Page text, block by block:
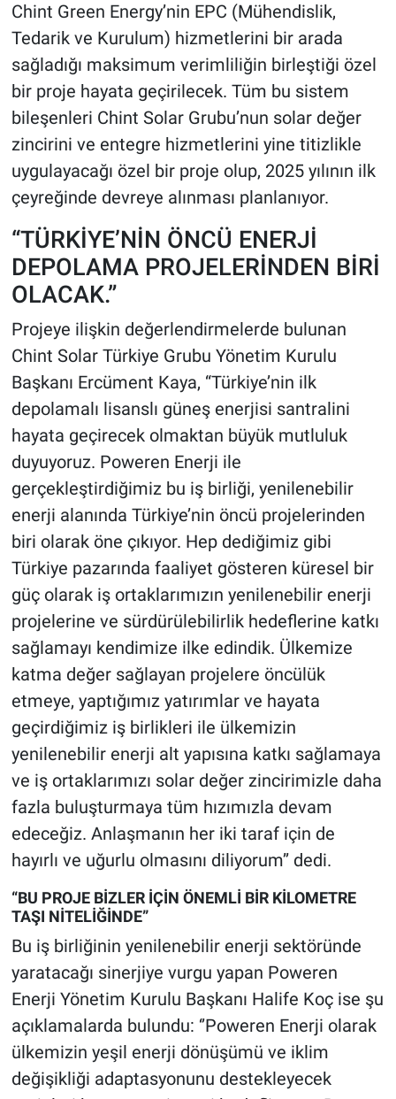
Chint Green Energy’nin EPC (Mühendislik,
Tedarik ve Kurulum) hizmetlerini bir arada
sağladığı maksimum verimliliğin birleştiği özel
bir proje hayata geçirilecek. Tüm bu sistem
bileşenleri Chint Solar Grubu’nun solar değer
zincirini ve entegre hizmetlerini yine titizlikle
uygulayacağı özel bir proje olup, 2025 yılının ilk
çeyreğinde devreye alınması planlanıyor.
“TÜRKİYE’NİN ÖNCÜ ENERJİ
DEPOLAMA PROJELERİNDEN BİRİ
OLACAK.”
Projeye ilişkin değerlendirmelerde bulunan
Chint Solar Türkiye Grubu Yönetim Kurulu
Başkanı Ercüment Kaya, “Türkiye’nin ilk
depolamalı lisanslı güneş enerjisi santralini
hayata geçirecek olmaktan büyük mutluluk
duyuyoruz. Poweren Enerji ile
gerçekleştirdiğimiz bu iş birliği, yenilenebilir
enerji alanında Türkiye’nin öncü projelerinden
biri olarak öne çıkıyor. Hep dediğimiz gibi
Türkiye pazarında faaliyet gösteren küresel bir
güç olarak iş ortaklarımızın yenilenebilir enerji
projelerine ve sürdürülebilirlik hedeflerine katkı
sağlamayı kendimize ilke edindik. Ülkemize
katma değer sağlayan projelere öncülük
etmeye, yaptığımız yatırımlar ve hayata
geçirdiğimiz iş birlikleri ile ülkemizin
yenilenebilir enerji alt yapısına katkı sağlamaya
ve iş ortaklarımızı solar değer zincirimizle daha
fazla buluşturmaya tüm hızımızla devam
edeceğiz. Anlaşmanın her iki taraf için de
hayırlı ve uğurlu olmasını diliyorum’’ dedi.
“BU PROJE BİZLER İÇİN ÖNEMLİ BİR KİLOMETRE
TAŞI NİTELİĞİNDE”
Bu iş birliğinin yenilenebilir enerji sektöründe
yaratacağı sinerjiye vurgu yapan Poweren
Enerji Yönetim Kurulu Başkanı Halife Koç ise şu
açıklamalarda bulundu: ‘’Poweren Enerji olarak
ülkemizin yeşil enerji dönüşümü ve iklim
değişikliği adaptasyonunu destekleyecek